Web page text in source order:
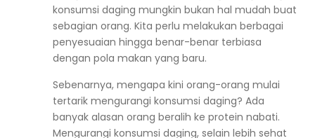
konsumsi daging mungkin bukan hal mudah buat
sebagian orang. Kita perlu melakukan berbagai
penyesuaian hingga benar-benar terbiasa
dengan pola makan yang baru.
Sebenarnya, mengapa kini orang-orang mulai
tertarik mengurangi konsumsi daging? Ada
banyak alasan orang beralih ke protein nabati.
Mengurangi konsumsi daging, selain lebih sehat